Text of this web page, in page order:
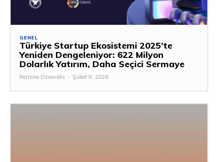
GENEL
Türkiye Startup Ekosistemi 2025’te
Yeniden Dengeleniyor: 622 Milyon
Dolarlık Yatırım, Daha Seçici Sermaye
Romina Özsavidis - Şubat 9, 2026